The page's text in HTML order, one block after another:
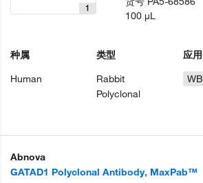
1
种属
Human
类型
Rabbit
Polyclonal
应用
WB
100 µL
Abnova
GATAD1 Polyclonal Antibody, MaxPab™